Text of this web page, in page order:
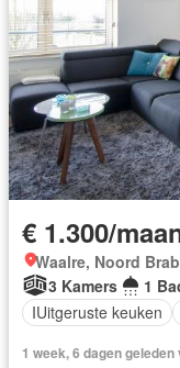
€ 1.300/
Waalre, Noord
3 Kamers
1
IUitgeruste keuken
1 week, 6 dagen